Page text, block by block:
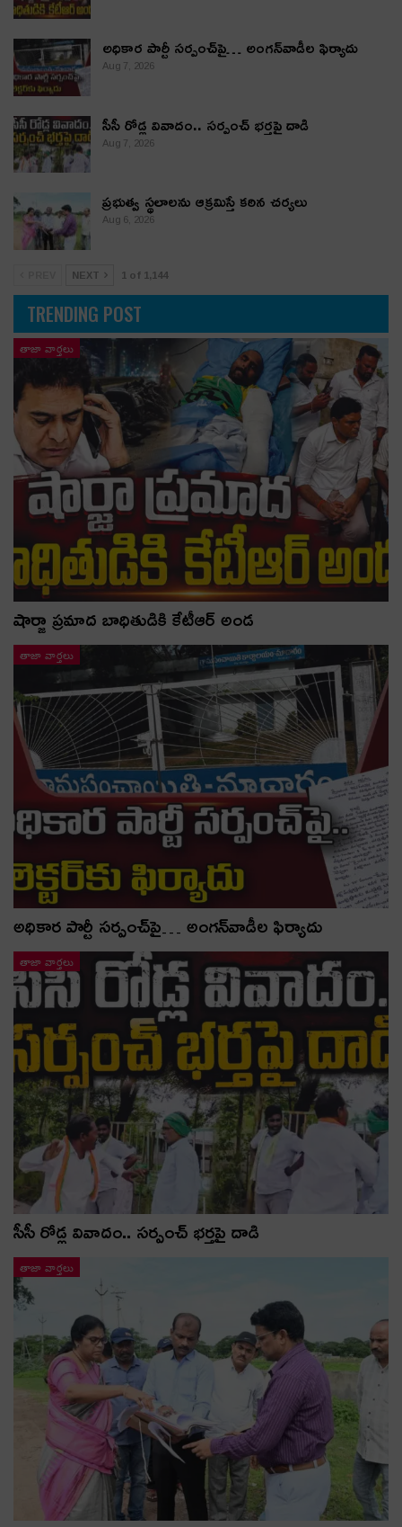
అధికార పార్టీ స‌ర్పంచ్‌పై… అంగ‌న్‌వాడీల ఫిర్యాదు
Aug 7, 2026
సీసీ రోడ్ల వివాదం.. స‌ర్పంచ్ భ‌ర్త‌పై దాడి
Aug 7, 2026
ప్రభుత్వ స్థలాలను ఆక్రమిస్తే కఠిన చర్యలు
Aug 6, 2026
NEXT 1 of 1,144
TRENDING POST
తాజా వార్తలు
షార్జా ప్రమాద బాధితుడికి కేటీఆర్ అండ
తాజా వార్తలు
అధికార పార్టీ స‌ర్పంచ్‌పై… అంగ‌న్‌వాడీల ఫిర్యాదు
తాజా వార్తలు
సీసీ రోడ్ల వివాదం.. స‌ర్పంచ్ భ‌ర్త‌పై దాడి
తాజా వార్తలు